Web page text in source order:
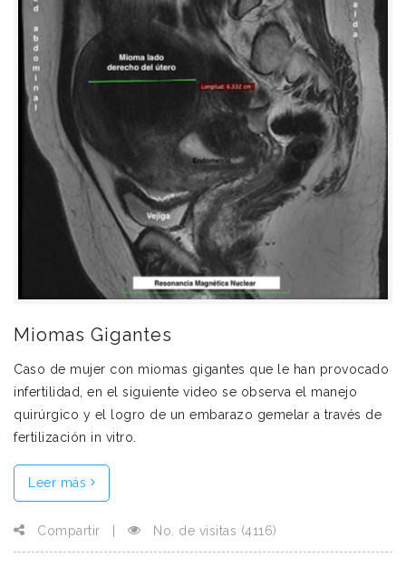
Miomas Gigantes
Caso de mujer con miomas gigantes que le han provocado
infertilidad, en el siguiente video se observa el manejo
quirúrgico y el logro de un embarazo gemelar a través de
fertilización in vitro.
Leer más
Compartir | No. de visitas (4116)